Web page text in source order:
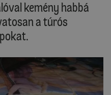
kemény habbá
a túrós